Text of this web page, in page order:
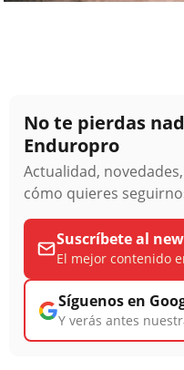
No te pierdas
Enduropro
Actualidad,
cómo quieres
Suscríbete al
El mejor contenido
Síguenos en
Y verás antes